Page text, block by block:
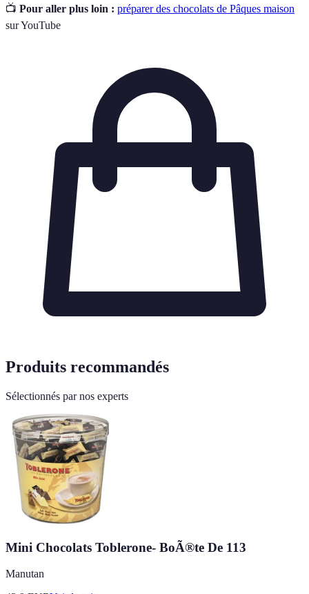
📺 Pour aller plus loin : préparer des chocolats de Pâques maison
sur YouTube
Produits recommandés
Sélectionnés par nos experts
Mini Chocolats Toblerone- BoÃ®te De 113
Manutan